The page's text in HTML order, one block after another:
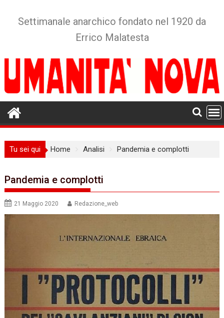
Settimanale anarchico fondato nel 1920 da
Errico Malatesta
Tu sei qui Home Analisi Pandemia e complotti
Pandemia e complotti
21 Maggio 2020 Redazione_web